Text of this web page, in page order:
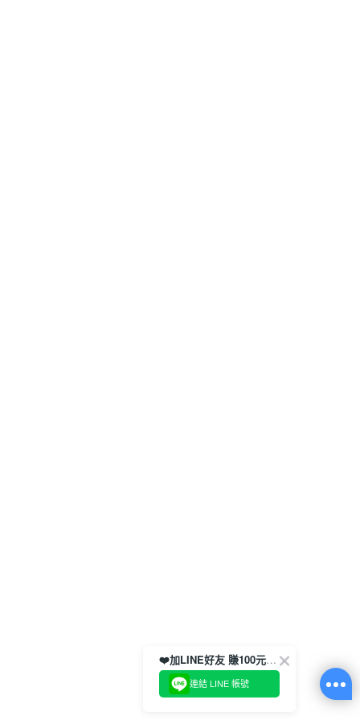
❤️加LINE好友 賺100元券！
連結 LINE 帳號